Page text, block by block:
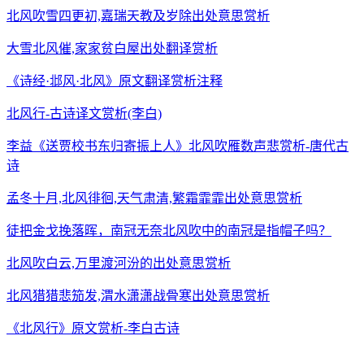
北风吹雪四更初,嘉瑞天教及岁除出处意思赏析
大雪北风催,家家贫白屋出处翻译赏析
《诗经·邶风·北风》原文翻译赏析注释
北风行-古诗译文赏析(李白)
李益《送贾校书东归寄振上人》北风吹雁数声悲赏析-唐代古
诗
孟冬十月,北风徘徊,天气肃清,繁霜霏霏出处意思赏析
徒把金戈挽落晖，南冠无奈北风吹中的南冠是指帽子吗？
北风吹白云,万里渡河汾的出处意思赏析
北风猎猎悲笳发,渭水潇潇战骨寒出处意思赏析
《北风行》原文赏析-李白古诗